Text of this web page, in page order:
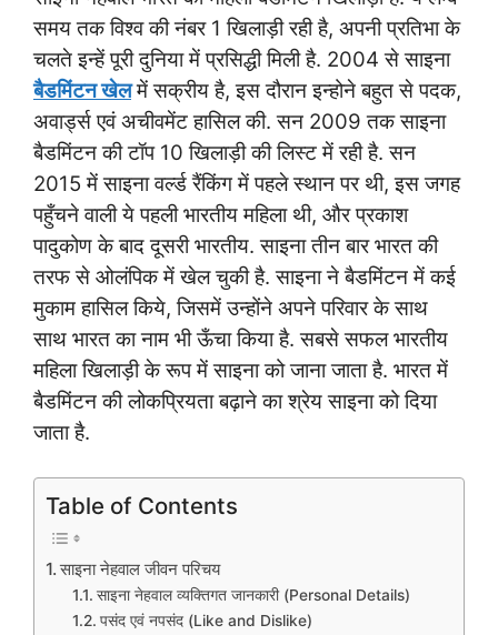
समय तक विश्व की नंबर 1 खिलाड़ी रही है, अपनी प्रतिभा के
चलते इन्हें पूरी दुनिया में प्रसिद्धी मिली है. 2004 से साइना
बैडमिंटन खेलमें सक्रीय है, इस दौरान इन्होने बहुत से पदक,
अवार्ड्स एवं अचीवमेंट हासिल की. सन 2009 तक साइना
बैडमिंटन की टॉप 10 खिलाड़ी की लिस्ट में रही है. सन
2015 में साइना वर्ल्ड रैंकिंग में पहले स्थान पर थी, इस जगह
पहुँचने वाली ये पहली भारतीय महिला थी, और प्रकाश
पादुकोण के बाद दूसरी भारतीय. साइना तीन बार भारत की
तरफ से ओलंपिक में खेल चुकी है. साइना ने बैडमिंटन में कई
मुकाम हासिल किये, जिसमें उन्होंने अपने परिवार के साथ
साथ भारत का नाम भी ऊँचा किया है. सबसे सफल भारतीय
महिला खिलाड़ी के रूप में साइना को जाना जाता है. भारत में
बैडमिंटन की लोकप्रियता बढ़ाने का श्रेय साइना को दिया
जाता है.
Table of Contents
साइना नेहवाल जीवन परिचय
साइना नेहवाल व्यक्तिगत जानकारी (Personal Details)
पसंद एवं नपसंद (Like and Dislike)